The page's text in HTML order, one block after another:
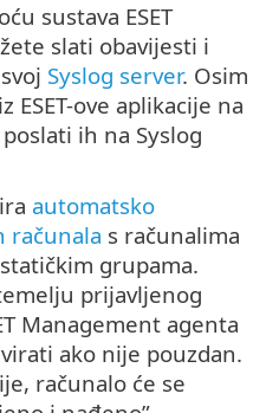
sustava ESET
slati obavijesti i
Syslog server. Osim
iz ESET-ove aplikacije na
ih na Syslog
automatsko
računala s računalima
grupama.
prijavljenog
Management agenta
ako nije pouzdan.
računalo će se